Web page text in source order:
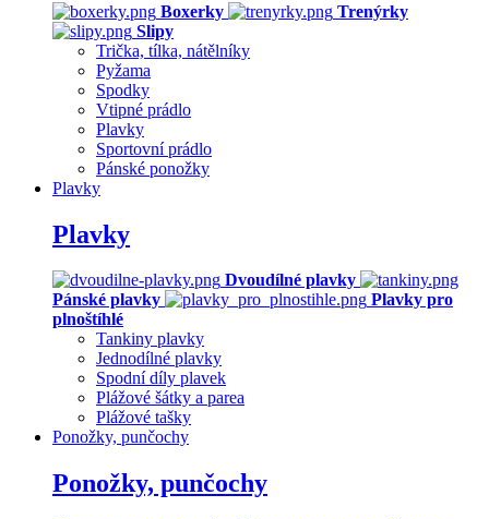
Boxerky
Trenýrky
Slipy
Trička, tílka, nátělníky
Pyžama
Spodky
Vtipné prádlo
Plavky
Sportovní prádlo
Pánské ponožky
Plavky
Plavky
Dvoudílné plavky
Pánské plavky
Plavky pro
plnoštíhlé
Tankiny plavky
Jednodílné plavky
Spodní díly plavek
Plážové šátky a parea
Plážové tašky
Ponožky, punčochy
Ponožky, punčochy